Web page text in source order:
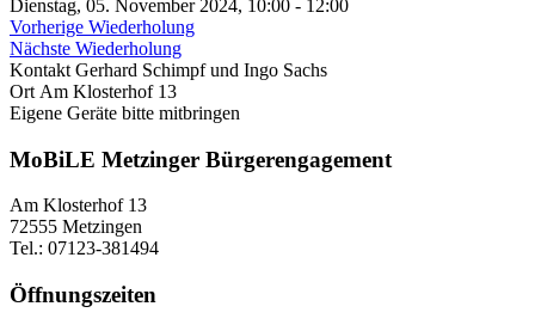
Dienstag, 05. November 2024, 10:00 - 12:00
Vorherige Wiederholung
Nächste Wiederholung
Kontakt Gerhard Schimpf und Ingo Sachs
Ort Am Klosterhof 13
Eigene Geräte bitte mitbringen
MoBiLE Metzinger Bürgerengagement
Am Klosterhof 13
72555 Metzingen
Tel.: 07123-381494
Öffnungszeiten